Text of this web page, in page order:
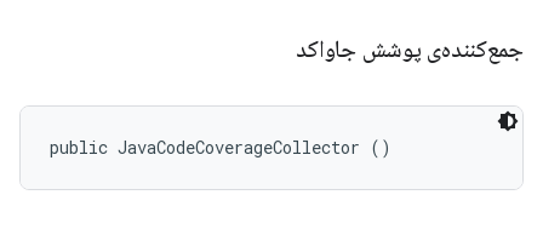
جمع‌کننده‌ی پوشش جاواکد
public JavaCodeCoverageCollector ()